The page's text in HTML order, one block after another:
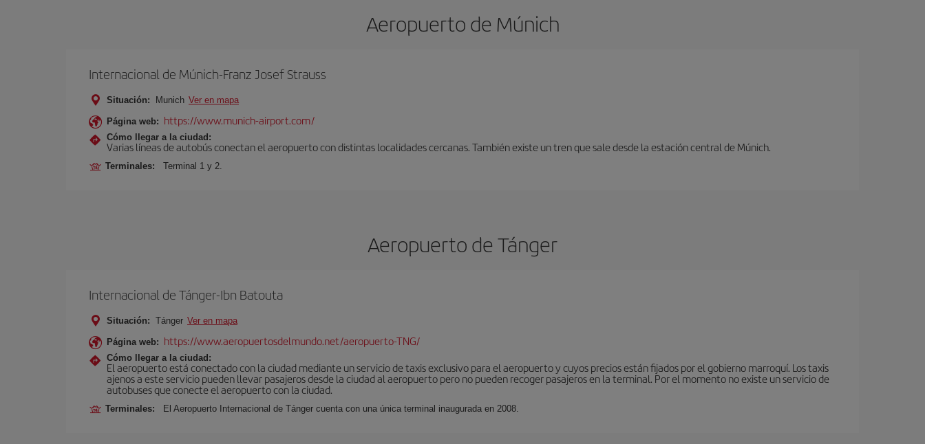
Aeropuerto de Múnich
Internacional de Múnich-Franz Josef Strauss
Situación: Munich Ver en mapa
Página web: https://www.munich-airport.com/
Cómo llegar a la ciudad:
Varias líneas de autobús conectan el aeropuerto con distintas localidades cercanas. También existe un tren que sale desde la estación central de Múnich.
Terminales: Terminal 1 y 2.
Aeropuerto de Tánger
Internacional de Tánger-Ibn Batouta
Situación: Tánger Ver en mapa
Página web: https://www.aeropuertosdelmundo.net/aeropuerto-TNG/
Cómo llegar a la ciudad:
El aeropuerto está conectado con la ciudad mediante un servicio de taxis exclusivo para el aeropuerto y cuyos precios están fijados por el gobierno marroquí. Los taxis
ajenos a este servicio pueden llevar pasajeros desde la ciudad al aeropuerto pero no pueden recoger pasajeros en la terminal. Por el momento no existe un servicio de
autobuses que conecte el aeropuerto con la ciudad.
Terminales: El Aeropuerto Internacional de Tánger cuenta con una única terminal inaugurada en 2008.